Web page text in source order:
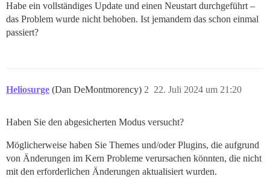
Habe ein vollständiges Update und einen Neustart durchgeführt –
das Problem wurde nicht behoben. Ist jemandem das schon einmal
passiert?
Heliosurge (Dan DeMontmorency) 22. Juli 2024 um 21:20
2
Haben Sie den abgesicherten Modus versucht?
Möglicherweise haben Sie Themes und/oder Plugins, die aufgrund
von Änderungen im Kern Probleme verursachen könnten, die nicht
mit den erforderlichen Änderungen aktualisiert wurden.